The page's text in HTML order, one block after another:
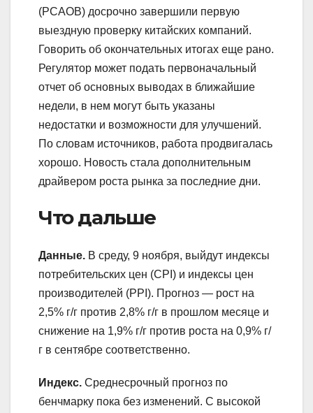
(PCAOB) досрочно завершили первую
выездную проверку китайских компаний.
Говорить об окончательных итогах еще рано.
Регулятор может подать первоначальный
отчет об основных выводах в ближайшие
недели, в нем могут быть указаны
недостатки и возможности для улучшений.
По словам источников, работа продвигалась
хорошо. Новость стала дополнительным
драйвером роста рынка за последние дни.
Что дальше
Данные. В среду, 9 ноября, выйдут индексы
потребительских цен (СPI) и индексы цен
производителей (PPI). Прогноз — рост на
2,5% г/г против 2,8% г/г в прошлом месяце и
снижение на 1,9% г/г против роста на 0,9% г/
г в сентябре соответственно.
Индекс. Среднесрочный прогноз по
бенчмарку пока без изменений. С высокой